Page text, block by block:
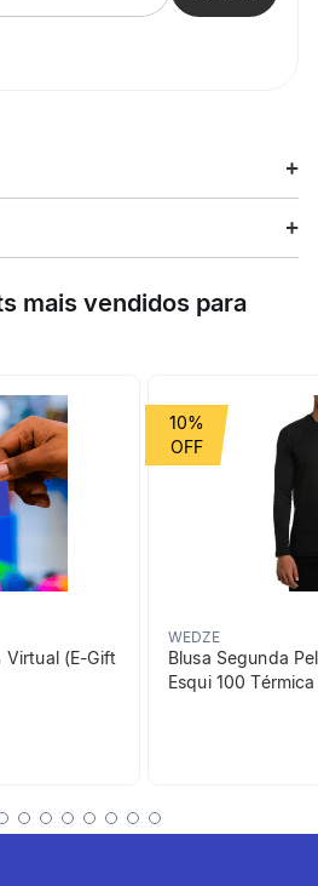
Cast 26 Fila é ideal para
Com cabedal em malha
absorve os impactos
sola de borracha aderente e ajuste
Corrida
ajuste seguro e
personalizável.
mais vendidos para
Virtual (E-Gift
WEDZE
Blusa Segunda
Esqui 100
10%